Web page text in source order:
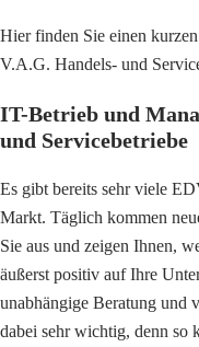
Hier finden Sie einen
V.A.G. Handels- und
IT-Betrieb und
und Servicebetriebe
Es gibt bereits sehr viele
Markt. Täglich kommen
Sie aus und zeigen Ihnen,
äußerst positiv auf Ihre
unabhängige Beratung und
dabei sehr wichtig, denn so